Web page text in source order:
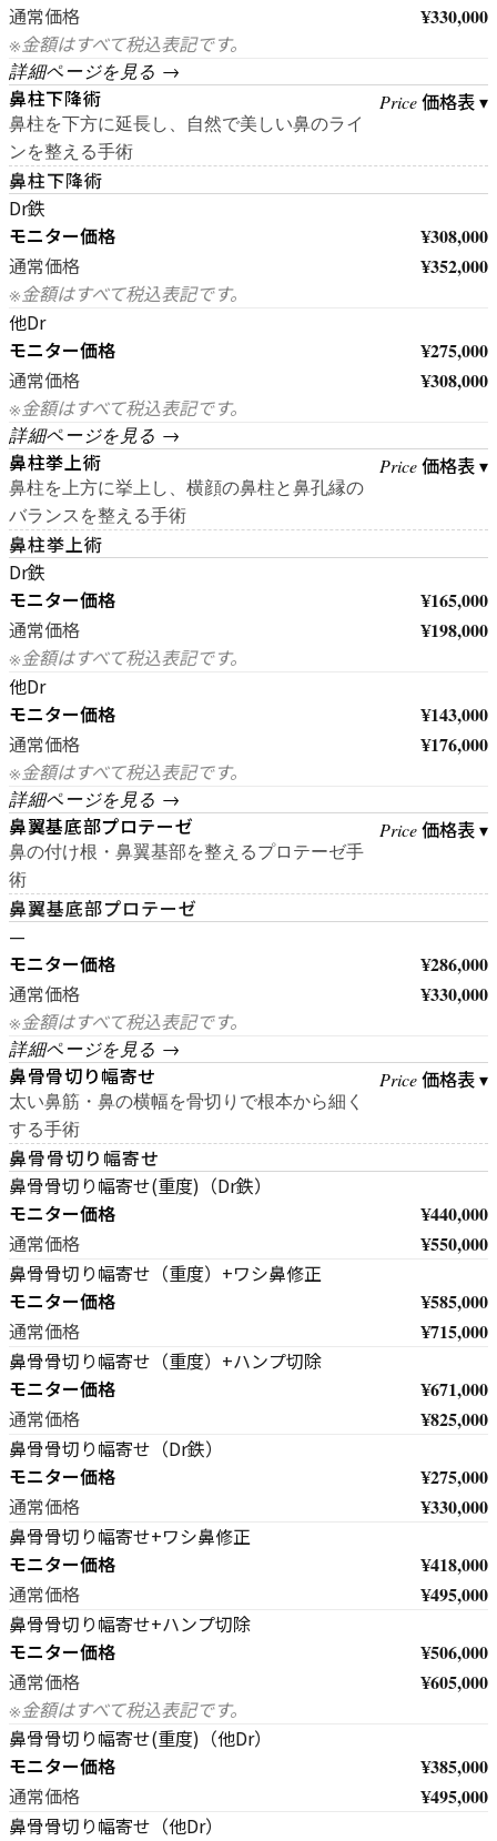
通常価格 ¥330,000
※金額はすべて税込表記です。
詳細ページを見る →
鼻柱下降術
鼻柱を下方に延長し、自然で美しい鼻のライ
ンを整える手術
Price価格表 ▾
鼻柱下降術
Dr鉄
モニター価格 ¥308,000
通常価格 ¥352,000
※金額はすべて税込表記です。
他Dr
モニター価格 ¥275,000
通常価格 ¥308,000
※金額はすべて税込表記です。
詳細ページを見る →
鼻柱挙上術
鼻柱を上方に挙上し、横顔の鼻柱と鼻孔縁の
バランスを整える手術
Price価格表 ▾
鼻柱挙上術
Dr鉄
モニター価格 ¥165,000
通常価格 ¥198,000
※金額はすべて税込表記です。
他Dr
モニター価格 ¥143,000
通常価格 ¥176,000
※金額はすべて税込表記です。
詳細ページを見る →
鼻翼基底部プロテーゼ
鼻の付け根・鼻翼基部を整えるプロテーゼ手
術
Price価格表 ▾
鼻翼基底部プロテーゼ
—
モニター価格 ¥286,000
通常価格 ¥330,000
※金額はすべて税込表記です。
詳細ページを見る →
鼻骨骨切り幅寄せ
太い鼻筋・鼻の横幅を骨切りで根本から細く
する手術
Price価格表 ▾
鼻骨骨切り幅寄せ
鼻骨骨切り幅寄せ(重度)（Dr鉄）
モニター価格 ¥440,000
通常価格 ¥550,000
鼻骨骨切り幅寄せ（重度）+ワシ鼻修正
モニター価格 ¥585,000
通常価格 ¥715,000
鼻骨骨切り幅寄せ（重度）+ハンプ切除
モニター価格 ¥671,000
通常価格 ¥825,000
鼻骨骨切り幅寄せ（Dr鉄）
モニター価格 ¥275,000
通常価格 ¥330,000
鼻骨骨切り幅寄せ+ワシ鼻修正
モニター価格 ¥418,000
通常価格 ¥495,000
鼻骨骨切り幅寄せ+ハンプ切除
モニター価格 ¥506,000
通常価格 ¥605,000
※金額はすべて税込表記です。
鼻骨骨切り幅寄せ(重度)（他Dr）
モニター価格 ¥385,000
通常価格 ¥495,000
鼻骨骨切り幅寄せ（他Dr）